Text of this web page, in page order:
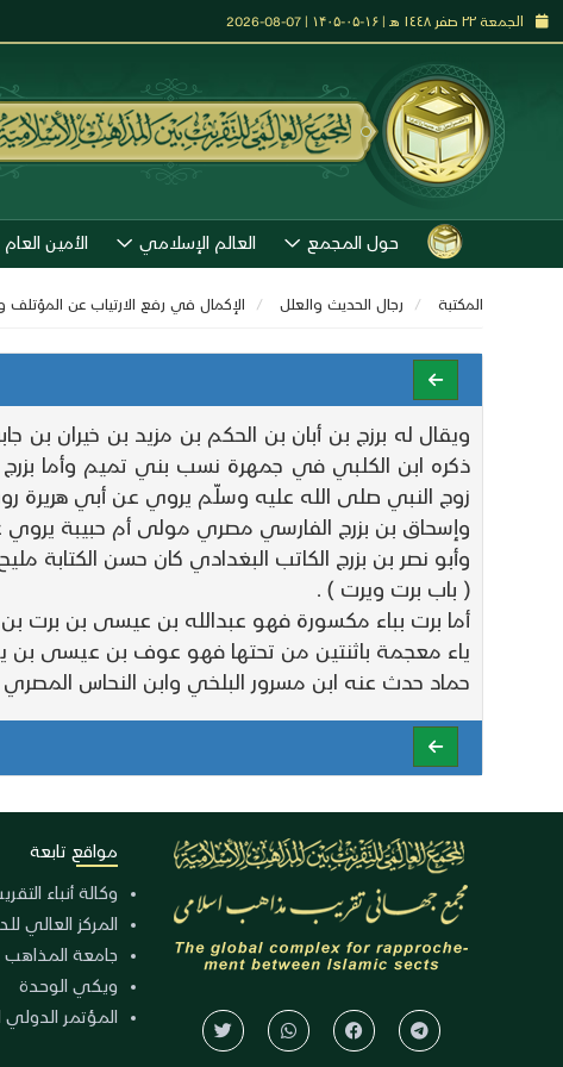
الجمعة ٢٢ صفر ١٤٤٨ هـ | ۱۶-۰۵-۱۴۰۵ | 07-08-2026
حول المجمع العالم الإسلامي الأمين العام
المكتبة رجال الحديث والعلل الإكمال في رفع الارتياب عن
ويقال له برزج بن أبان بن الحكم بن مزيد بن خيران
ذكره ابن الكلبي في جمهرة نسب بني تميم وأما
زوج النبي صلى الله عليه وسلّم يروي عن أبي هريرة
وإسحاق بن بزرج الفارسي مصري مولى أم حبيبة
وأبو نصر بن بزرج الكاتب البغدادي كان حسن الكتابة
( باب برت ويرت ) .
أما برت بباء مكسورة فهو عبدالله بن عيسى بن برت
ياء معجمة باثنتين من تحتها فهو عوف بن عيسى بن
حماد حدث عنه ابن مسرور البلخي وابن النحاس المصري
مواقع تابعة
وكالة أنباء
المركز العالي
جامعة المذاهب
ويكي الوحدة
المؤتمر الدولي الـ 39 للوحدة